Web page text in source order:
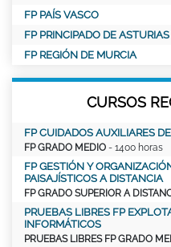
FP PAÍS VASCO
FP PRINCIPADO DE ASTURIAS
FP REGIÓN DE MURCIA
CURSOS
FP CUIDADOS AUXILIARES
FP GRADO MEDIO - 1400 horas
FP GESTIÓN Y
PAISAJÍSTICOS A DISTANCIA
FP GRADO SUPERIOR A
PRUEBAS LIBRES FP
INFORMÁTICOS
PRUEBAS LIBRES FP GRADO